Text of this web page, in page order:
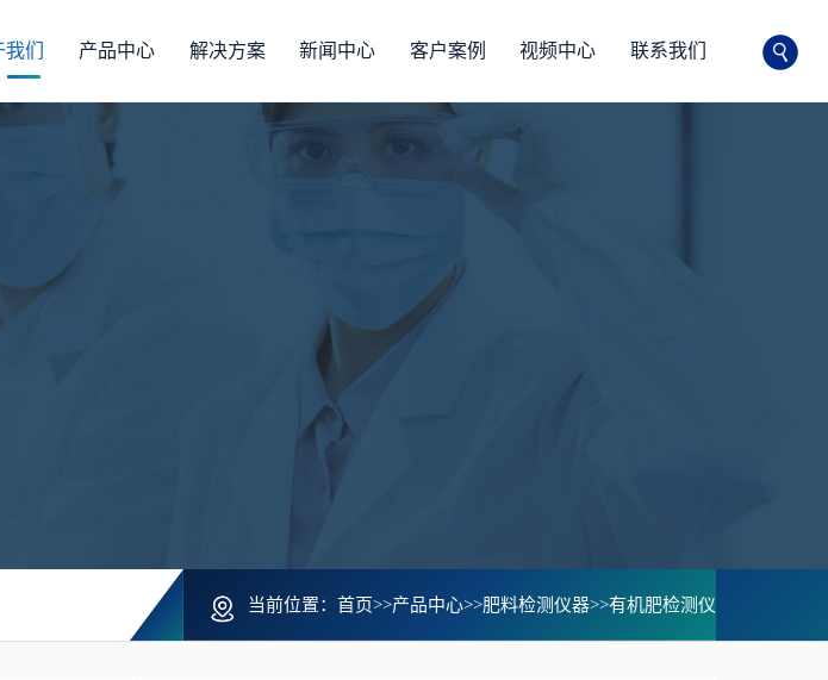
们 产品中心 解决方案 新闻中心 客户案例 视频中心 联系我们
当前位置： 首页>>产品中心>>肥料检测仪器>>有机肥检测仪